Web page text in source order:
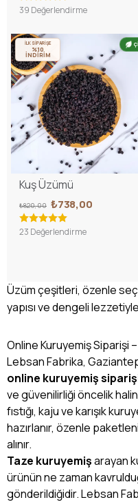
39 Değerlendirme
İLK SİPARİŞE
%10
İNDİRİM
Kuş Üzümü
₺820,00 ₺738,00
23 Değerlendirme
Üzüm çeşitleri, özenle
yapısı ve dengeli
Online Kuruyemiş Siparişi
Lebsan Fabrika,
online kuruyemiş
ve güvenilirliği öncelik
fıstığı, kaju ve karışık
hazırlanır, özenle
alınır.
Taze kuruyemişarayan
ürünün ne zaman
gönderildiğidir. Lebsan